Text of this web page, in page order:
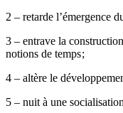
2 – retarde l’émergence
3 – entrave la
notions de temps ;
4 – altère le
5 – nuit à une